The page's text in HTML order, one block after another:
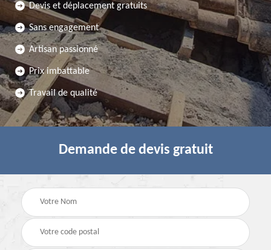
Devis et déplacement gratuits
Sans engagement
Artisan passionné
Prix imbattable
Travail de qualité
Demande de devis gratuit